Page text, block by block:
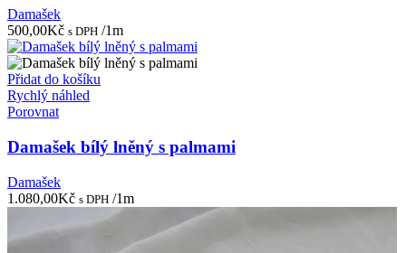
Damašek
500,00Kč s DPH /1m
Přidat do košíku
Rychlý náhled
Porovnat
Damašek bílý lněný s palmami
Damašek
1.080,00Kč s DPH /1m